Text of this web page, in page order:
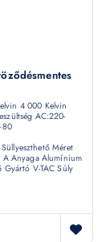
4 000 Kelvin
AC:220-
Méret
A Anyaga Alumínium
Gyártó V-TAC Súly